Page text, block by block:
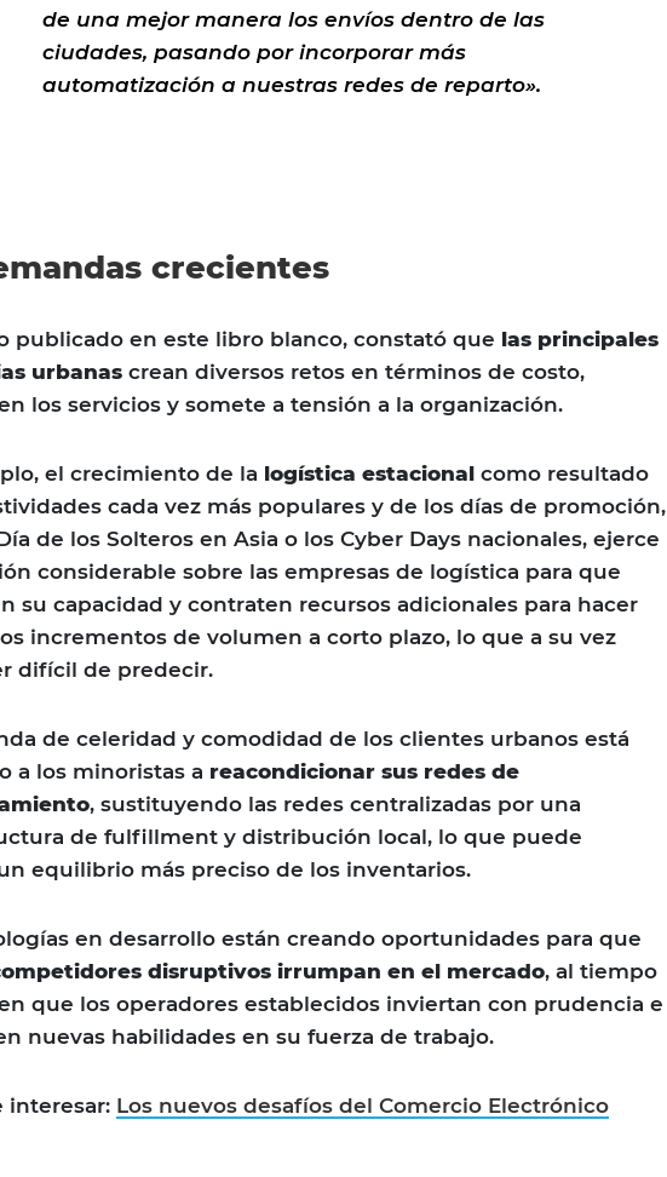
de una mejor manera los envíos dentro de las
ciudades, pasando por incorporar más
automatización a nuestras redes de reparto».
crecientes
publicado en este libro blanco, constató que las principales
urbanas crean diversos retos en términos de costo,
los servicios y somete a tensión a la organización.
el crecimiento de la logística estacional como resultado
cada vez más populares y de los días de promoción,
de los Solteros en Asia o los Cyber Days nacionales, ejerce
considerable sobre las empresas de logística para que
su capacidad y contraten recursos adicionales para hacer
incrementos de volumen a corto plazo, lo que a su vez
difícil de predecir.
de celeridad y comodidad de los clientes urbanos está
a los minoristas a reacondicionar sus redes de
, sustituyendo las redes centralizadas por una
de fulfillment y distribución local, lo que puede
equilibrio más preciso de los inventarios.
en desarrollo están creando oportunidades para que
disruptivos irrumpan en el mercado, al tiempo
que los operadores establecidos inviertan con prudencia e
nuevas habilidades en su fuerza de trabajo.
interesar: Los nuevos desafíos del Comercio Electrónico